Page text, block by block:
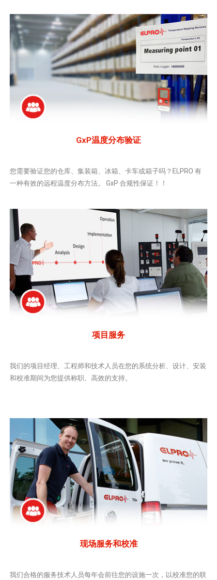
GxP温度分布验证
您需要验证您的仓库、集装箱、冰箱、卡车或箱子吗？ELPRO 有
一种有效的远程温度分布方法。 GxP 合规性保证！！
项目服务
我们的项目经理、工程师和技术人员在您的系统分析、设计、安装
和校准期间为您提供称职、高效的支持。
现场服务和校准
我们合格的服务技术人员每年会前往您的设施一次，以校准您的联